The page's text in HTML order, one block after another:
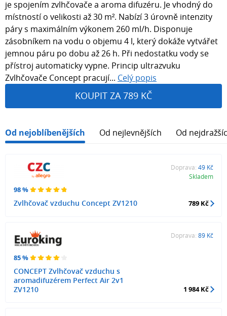
je spojením zvlhčovače a aroma difuzéru. Je vhodný do
místností o velikosti až 30 m². Nabízí 3 úrovně intenzity
páry s maximálním výkonem 260 ml/h. Disponuje
zásobníkem na vodu o objemu 4 l, který dokáže vytvářet
jemnou páru po dobu až 26 h. Při nedostatku vody se
přístroj automaticky vypne. Princip ultrazvuku
Zvlhčovače Concept pracují... Celý popis
KOUPIT ZA 789 KČ
Od nejoblíbenějších Od nejlevnějších Od
98 %
Zvlhčovač vzduchu Concept ZV1210
Doprava: 49 Kč
Skladem
789 Kč
85 %
CONCEPT Zvlhčovač vzduchu s
aromadifuzérem Perfect Air 2v1
ZV1210
Doprava: 89 Kč
1 984 Kč